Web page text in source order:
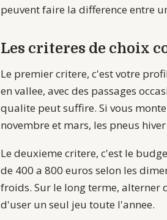
peuvent faire la difference entre
Les criteres de choix
Le premier critere, c'est votre
en vallee, avec des passages
qualite peut suffire. Si vous
novembre et mars, les pneus
Le deuxieme critere, c'est le
de 400 a 800 euros selon les
froids. Sur le long terme, alterner
d'user un seul jeu toute l'annee.